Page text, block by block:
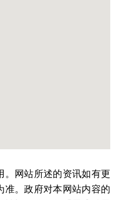
。网站所述的资讯如有更
准。政府对本网站内容的